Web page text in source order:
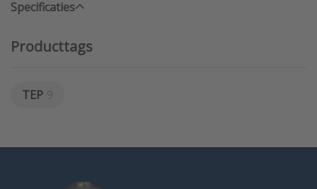
Specificaties
Producttags
TEP 9